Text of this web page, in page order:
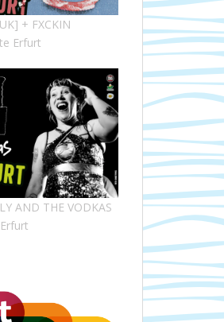
+ FXCKIN
Erfurt
AND THE VODKAS